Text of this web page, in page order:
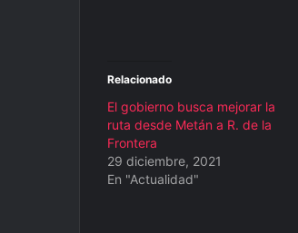
Relacionado
El gobierno busca mejorar la
ruta desde Metán a R. de la
Frontera
29 diciembre, 2021
En "Actualidad"